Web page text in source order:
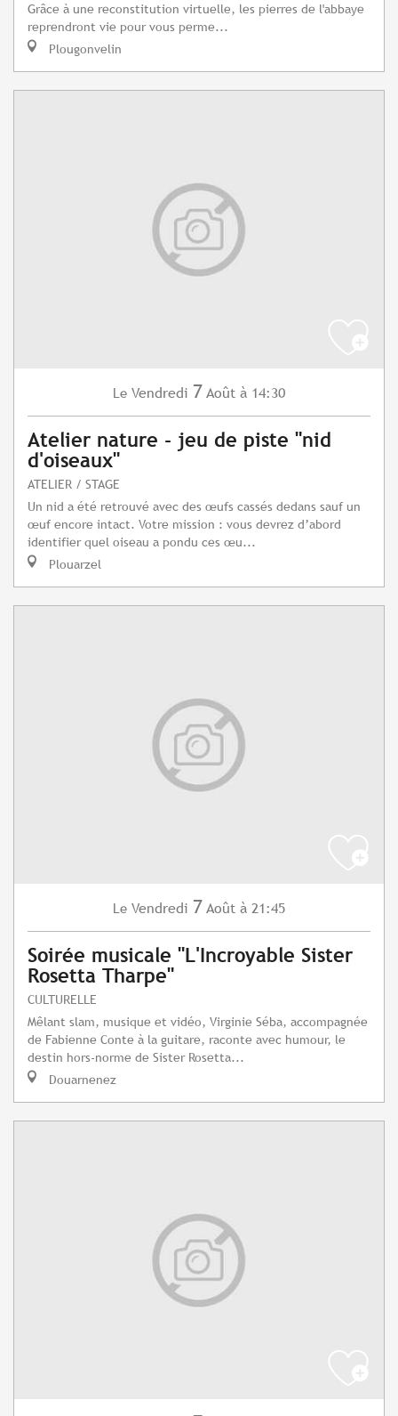
Grâce à une reconstitution virtuelle, les pierres de l'abbaye
reprendront vie pour vous perme...
Plougonvelin
Le Vendredi 7 Août à 14:30
Atelier nature - jeu de piste "nid
d'oiseaux"
ATELIER / STAGE
Un nid a été retrouvé avec des œufs cassés dedans sauf un
œuf encore intact. Votre mission : vous devrez d’abord
identifier quel oiseau a pondu ces œu...
Plouarzel
Le Vendredi 7 Août à 21:45
Soirée musicale "L'Incroyable Sister
Rosetta Tharpe"
CULTURELLE
Mêlant slam, musique et vidéo, Virginie Séba, accompagnée
de Fabienne Conte à la guitare, raconte avec humour, le
destin hors-norme de Sister Rosetta...
Douarnenez